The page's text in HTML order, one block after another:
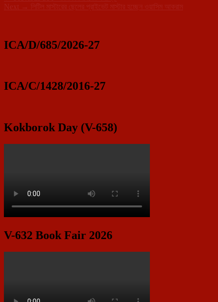
navigation
post:
Next → Next
লিটিল মাস্টারের ছেলের প্রাইভেট মাস্টার হচ্ছেন ওয়াসিম আকরাম
Widget
ICA/D/685/2026-27
ICA/C/1428/2016-27
Kokborok Day (V-658)
V-632 Book Fair 2026